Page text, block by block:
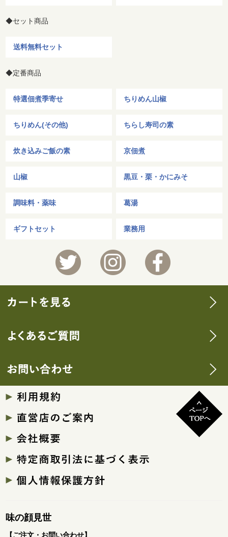
◆セット商品
送料無料セット
◆定番商品
特選佃煮季寄せ ちりめん山椒
ちりめん(その他) ちらし寿司の素
炊き込みご飯の素 京佃煮
山椒 黒豆・栗・かにみそ
調味料・薬味 葛湯
ギフトセット 業務用
味の顔見世
【ご注文・お問い合わせ】